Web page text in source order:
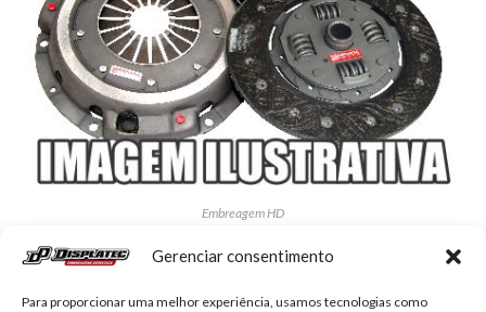
Gerenciar consentimento
Para proporcionar uma melhor experiência, usamos tecnologias como
Embreagem HD